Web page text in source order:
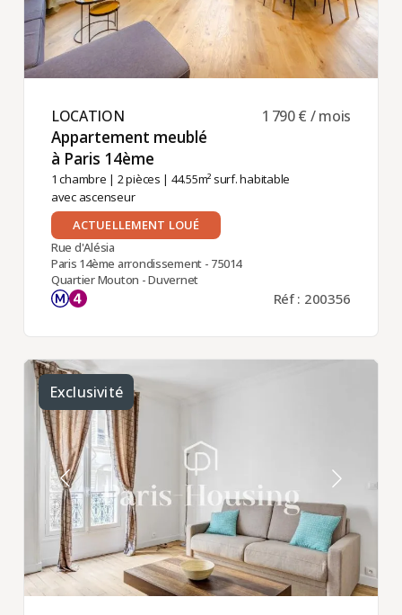
LOCATION ​
Appartement meublé
à Paris 14ème ​
1 chambre | 2 pièces | 44.55m² surf. habitable
avec ascenseur
1 790 € / mois
ACTUELLEMENT LOUÉ
Rue d'Alésia
Paris 14ème arrondissement - 75014
Quartier Mouton - Duvernet
Réf : 200356
Exclusivité